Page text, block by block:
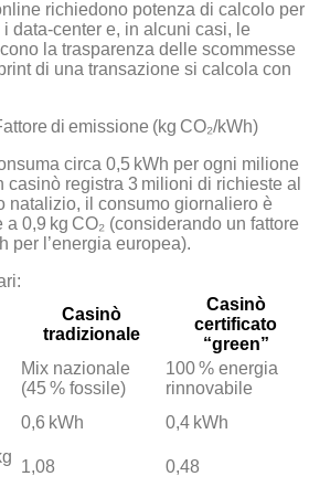
richiedono potenza di calcolo per
data‑center e, in alcuni casi, le
la trasparenza delle scommesse
di una transazione si calcola con
di emissione (kg CO₂/kWh)
circa 0,5 kWh per ogni milione
casinò registra 3 milioni di richieste al
natalizio, il consumo giornaliero è
0,9 kg CO₂ (considerando un fattore
per l’energia europea).
Casinò
tradizionale
Casinò
certificato
“green”
Mix nazionale
(45 % fossile)
100 % energia
rinnovabile
0,6 kWh
0,4 kWh
1,08
0,48